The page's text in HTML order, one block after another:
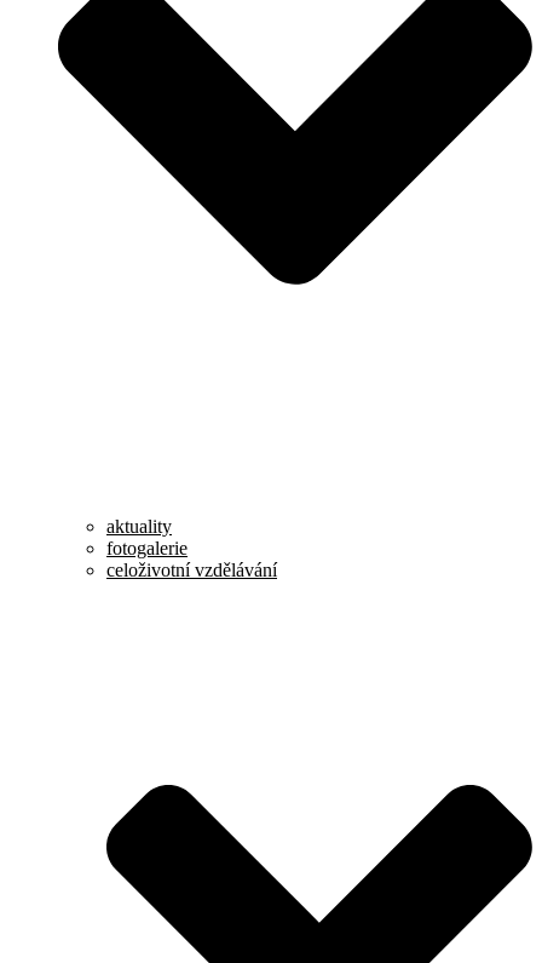
aktuality
fotogalerie
celoživotní vzdělávání